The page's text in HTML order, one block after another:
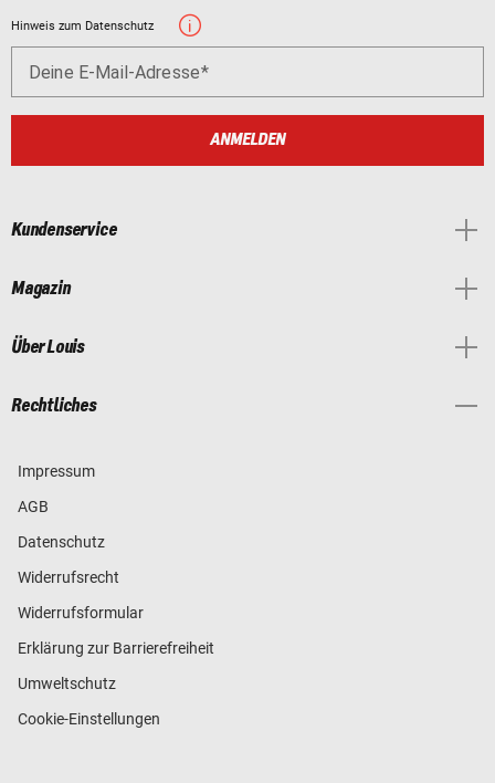
Hinweis zum Datenschutz
Deine E-Mail-Adresse
ANMELDEN
Kundenservice
Magazin
Über Louis
Rechtliches
Impressum
AGB
Datenschutz
Widerrufsrecht
Widerrufsformular
Erklärung zur Barrierefreiheit
Umweltschutz
Cookie-Einstellungen